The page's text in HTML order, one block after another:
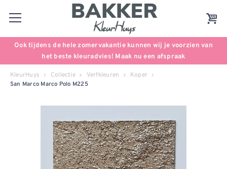
Ook tijdens de hele zomervakantie kunnen wij je voorzien van
het beste kleuradvies! Maak nu een afspraak
KleurHuys Collectie Verfkleuren Koper
San Marco Marco Polo M225